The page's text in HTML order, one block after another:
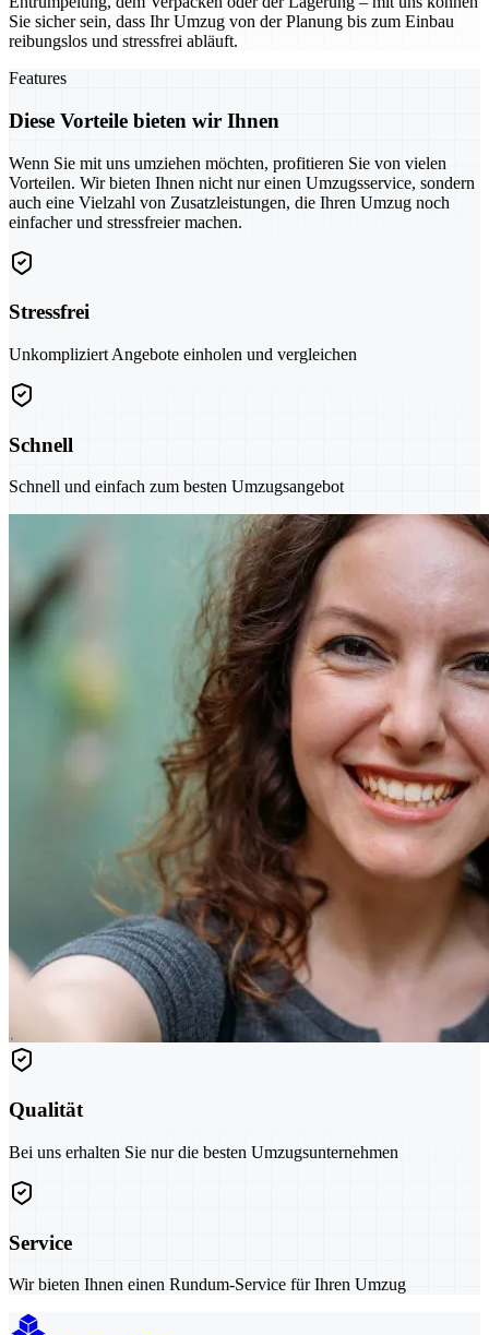
Sie sicher sein, dass Ihr Umzug von der Planung bis zum Einbau
reibungslos und stressfrei abläuft.
Features
Diese Vorteile bieten wir Ihnen
Wenn Sie mit uns umziehen möchten, profitieren Sie von vielen
Vorteilen. Wir bieten Ihnen nicht nur einen Umzugsservice, sondern
auch eine Vielzahl von Zusatzleistungen, die Ihren Umzug noch
einfacher und stressfreier machen.
Stressfrei
Unkompliziert Angebote einholen und vergleichen
Schnell
Schnell und einfach zum besten Umzugsangebot
Qualität
Bei uns erhalten Sie nur die besten Umzugsunternehmen
Service
Wir bieten Ihnen einen Rundum-Service für Ihren Umzug